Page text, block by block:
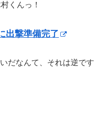
くんっ！
出撃準備完了
だなんて、それは逆です